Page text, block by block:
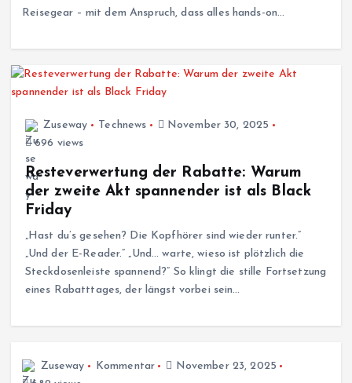
Reisegear – mit dem Anspruch, dass alles hands-on…
Zuseway Technews
November 30, 2025
696 views
Resteverwertung der Rabatte: Warum
der zweite Akt spannender ist als Black
Friday
„Hast du’s gesehen? Die Kopfhörer sind wieder runter.”
„Und der E-Reader.” „Und… warte, wieso ist plötzlich die
Steckdosenleiste spannend?” So klingt die stille Fortsetzung
eines Rabatttages, der längst vorbei sein…
Zuseway Kommentar
November 23, 2025